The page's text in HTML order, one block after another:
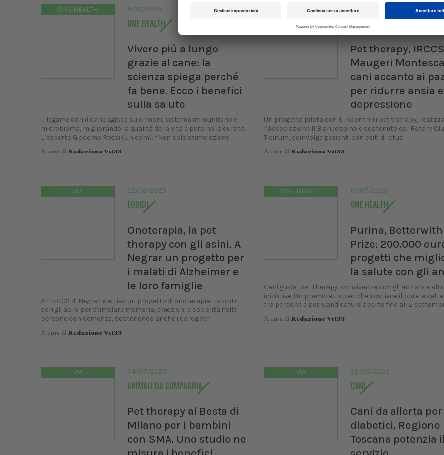
ONE HEALTH 15/10/2025
ONE HEALTH
Vivere più a lungo
grazie al cane: la
scienza spiega perché
fa bene. Ecco i benefici
sulla salute
Il legame con il cane agisce su ormoni, sistema immunitario e
microbioma, migliorando la qualità della vita e persino la durata.
L’esperto Giacomo Rossi (Unicam): “Non solo stimolazione...
A cura di Redazione Vet33
29/09/2025
CANI
Pet therapy, IRCCS
Maugeri
cani accanto ai
per ridurre ansia e
depressione
Un progetto pilota con 8 incontri di pet therapy,
l’Associazione Il Biancospino e sostenuto dal Rotary
Ticinum, coinvolge pazienti con esiti di ictus
A cura di Redazione Vet33
IAA 22/09/2025
EQUIDI
Onoterapia, la pet
therapy con gli asini. A
Negrar un progetto per
i malati di Alzheimer e
le loro famiglie
All’IRCCS di Negrar è attivo un progetto di onoterapia: incontri
con gli asini per stimolare memoria, emozioni e socialità nelle
persone con demenza, sostenendo anche i caregiver
A cura di Redazione Vet33
ONE HEALTH 10/07/2025
ONE HEALTH
Purina,
Prize: 200.000
progetti che
la salute con gli
Cani guida, pet therapy, convivenza con gli anziani e
iniziative. Un premio europeo che sostiene il potere del
tra persone e pet. Candidature aperte fino al 12
A cura di Redazione Vet33
IAA 04/07/2025
ANIMALI DA COMPAGNIA
Pet therapy al Besta di
Milano per i bambini
con SMA. Uno studio ne
IAA 28/05/2025
CANI
Cani da allerta per
diabetici, Regione
Toscana potenzia il